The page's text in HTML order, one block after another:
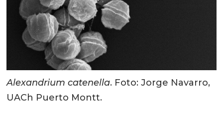
Alexandrium catenella. Foto: Jorge Navarro,
UACh Puerto Montt.